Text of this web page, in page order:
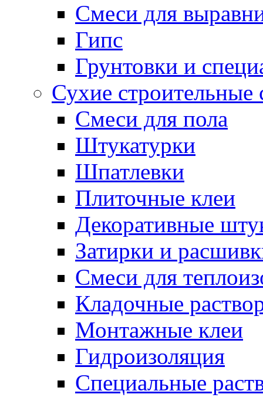
Смеси для
Гипс
Грунтовки и
Сухие
Смеси для пола
Штукатурки
Шпатлевки
Плиточные клеи
Декоративные
Затирки и
Смеси для
Кладочные
Монтажные клеи
Гидроизоляция
Специальные